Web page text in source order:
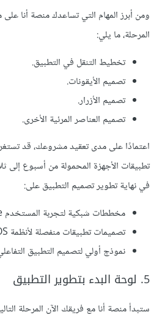
ومن أبرز المهام التي تساعدك منصة أنا
المرحلة، ما يلي:
تخطيط التنقل في التطبيق.
تصميم الأيقونات.
تصميم الأزرار.
تصميم العناصر المرئية الأخرى.
اعتمادًا على مدى تعقيد مشروعك، قد
تطبيقات الأجهزة المحمولة من أسبوع إلى
في نهاية تطوير تصميم التطبيق على:
مخططات شبكية لتجربة المستخدم UX wireframe.
تصميمات تطبيقات منفصلة لأنظمة iOS وAndroid.
نموذج أولي لتصميم التطبيق
5. لوحة البدء بتطوير التطبيق
ستبدأ منصة أنا مع فريقك الآن المرحلة